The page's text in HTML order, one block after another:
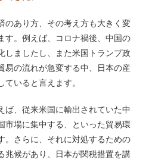
のあり方、その考え方も大きく変
す。例えば、コロナ禍後、中国の
しましたし、また米国トランプ政
易の流れが急変する中、日本の産
いると言えます。
ば、従来米国に輸出されていた中
市場に集中する、といった貿易環
。さらに、それに対処するための
兆候があり、日本が関税措置を講